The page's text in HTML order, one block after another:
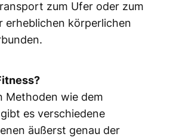
zum Ufer oder zum
erheblichen körperlichen
Methoden wie dem
es verschiedene
äußerst genau der